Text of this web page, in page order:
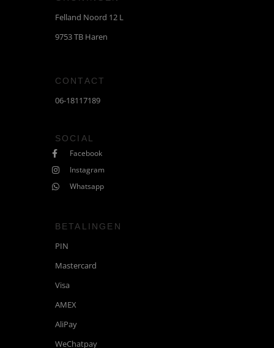
Felland Noord 12 L
9753 TB Haren
CONTACT
06-18117189
SOCIAL
Facebook
Instagram
Whatsapp
BETALINGEN
PIN
Mastercard
Visa
AMEX
AliPay
WeChatpay